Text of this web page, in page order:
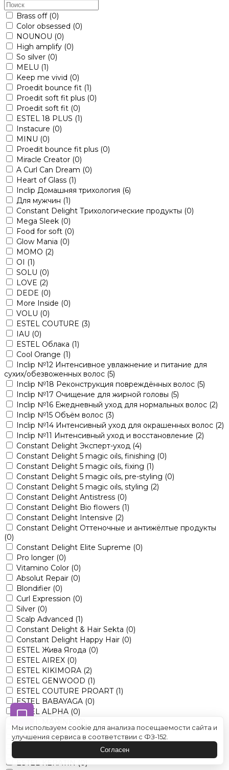
Brass off (0)
Color obsessed (0)
NOUNOU (0)
High amplify (0)
So silver (0)
MELU (1)
Keep me vivid (0)
Proedit bounce fit (1)
Proedit soft fit plus (0)
Proedit soft fit (0)
ESTEL 18 PLUS (1)
Instacure (0)
MINU (0)
Proedit bounce fit plus (0)
Miracle Creator (0)
A Curl Can Dream (0)
Heart of Glass (1)
Inclip Домашняя трихология (6)
Для мужчин (1)
Constant Delight Трихологические продукты (0)
Mega Sleek (0)
Food for soft (0)
Glow Mania (0)
MOMO (2)
OI (1)
SOLU (0)
LOVE (2)
DEDE (0)
More Inside (0)
VOLU (0)
ESTEL COUTURE (3)
IAU (0)
ESTEL Облака (1)
Cool Orange (1)
Inclip №12 Интенсивное увлажнение и питание для
сухих/обезвоженных волос (5)
Inclip №18 Реконструкция повреждённых волос (5)
Inclip №17 Очищение для жирной головы (5)
Inclip №16 Ежедневный уход для нормальных волос (2)
Inclip №15 Объём волос (3)
Inclip №14 Интенсивный уход для окрашенных волос (2)
Inclip №11 Интенсивный уход и восстановление (2)
Constant Delight Эксперт-уход (4)
Constant Delight 5 magic oils, finishing (0)
Constant Delight 5 magic oils, fixing (1)
Constant Delight 5 magic oils, pre-styling (0)
Constant Delight 5 magic oils, styling (2)
Constant Delight Antistress (0)
Constant Delight Bio flowers (1)
Constant Delight Intensive (2)
Constant Delight Оттеночные и антижёлтые продукты
(0)
Constant Delight Elite Supreme (0)
Pro longer (0)
Vitamino Color (0)
Absolut Repair (0)
Blondifier (0)
Curl Expression (0)
Silver (0)
Scalp Advanced (1)
Constant Delight & Hair Sekta (0)
Constant Delight Happy Hair (0)
ESTEL Жива Ягода (0)
ESTEL AIREX (0)
ESTEL KIKIMORA (2)
ESTEL GENWOOD (1)
ESTEL COUTURE PROART (1)
ESTEL BABAYAGA (0)
ESTEL ALPHA (0)
ESTEL OTIUM(3)
ESTEL VEDMA(0)
ESTEL KERATIN (0)
Мы используем cookie для анализа посещаемости сайта и
улучшения сервиса в соответствии с ФЗ-152.
Согласен